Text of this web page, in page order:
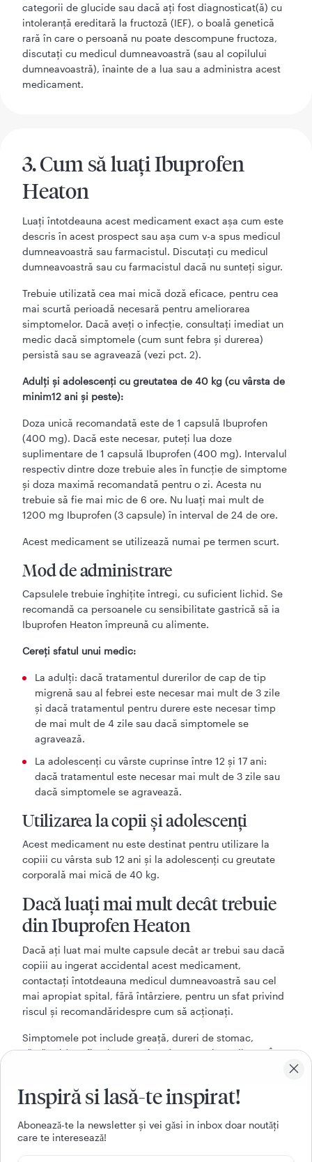
categorii de glucide sau dacă ați fost diagnosticat(ă) cu
intoleranță ereditară la fructoză (IEF), o boală genetică
rară în care o persoană nu poate descompune fructoza,
discutați cu medicul dumneavoastră (sau al copilului
dumneavoastră), înainte de a lua sau a administra acest
medicament.
3. Cum să luați Ibuprofen
Heaton
Luați întotdeauna acest medicament exact așa cum este
descris în acest prospect sau așa cum v-a spus medicul
dumneavoastră sau farmacistul. Discutați cu medicul
dumneavoastră sau cu farmacistul dacă nu sunteți sigur.
Trebuie utilizată cea mai mică doză eficace, pentru cea
mai scurtă perioadă necesară pentru ameliorarea
simptomelor. Dacă aveți o infecție, consultați imediat un
medic dacă simptomele (cum sunt febra și durerea)
persistă sau se agravează (vezi pct. 2).
Adulți și adolescenți cu greutatea de 40 kg (cu vârsta de
minim12 ani și peste):
Doza unică recomandată este de 1 capsulă Ibuprofen
(400 mg). Dacă este necesar, puteți lua doze
suplimentare de 1 capsulă Ibuprofen (400 mg). Intervalul
respectiv dintre doze trebuie ales în funcție de simptome
și doza maximă recomandată pentru o zi. Acesta nu
trebuie să fie mai mic de 6 ore. Nu luați mai mult de
1200 mg Ibuprofen (3 capsule) în interval de 24 de ore.
Acest medicament se utilizează numai pe termen scurt.
Mod de administrare
Capsulele trebuie înghițite întregi, cu suficient lichid. Se
recomandă ca persoanele cu sensibilitate gastrică să ia
Ibuprofen Heaton împreună cu alimente.
Cereți sfatul unui medic:
La adulți: dacă tratamentul durerilor de cap de tip
migrenă sau al febrei este necesar mai mult de 3 zile
și dacă tratamentul pentru durere este necesar timp
de mai mult de 4 zile sau dacă simptomele se
agravează.
La adolescenți cu vârste cuprinse între 12 și 17 ani:
dacă tratamentul este necesar mai mult de 3 zile sau
dacă simptomele se agravează.
Utilizarea la copii și adolescenți
Acest medicament nu este destinat pentru utilizare la
copiii cu vârsta sub 12 ani și la adolescenți cu greutate
corporală mai mică de 40 kg.
Dacă luați mai mult decât trebuie
din Ibuprofen Heaton
Dacă ați luat mai multe capsule decât ar trebui sau dacă
copiii au ingerat accidental acest medicament,
contactați întotdeauna medicul dumneavoastră sau cel
mai apropiat spital, fără întârziere, pentru un sfat privind
riscul și recomandăridespre cum să acționați.
Simptomele pot include greață, dureri de stomac,
vărsături (pot fi striate cu sânge) sau, mai rar, diaree. În
mișcarea dezordonată a ochilor și exacerbarea astmului
somnolență, dezorientare, dureri în piept, palpitații,
pierderea conștienței, convulsii (în principal la copii),
Inspiră si lasă-te inspirat!
Aboneazǎ-te la newsletter și vei gǎsi in inbox doar noutǎți
care te intereseazǎ!